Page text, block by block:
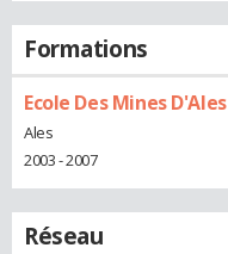
Formations
Ecole Des Mines D'Ales
Ales
2003 - 2007
Réseau